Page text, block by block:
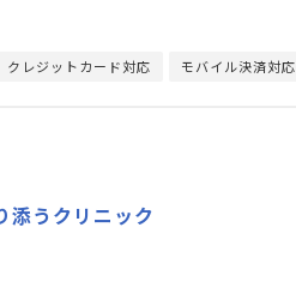
クレジットカード対応 モバイル決済対応
添うクリニック